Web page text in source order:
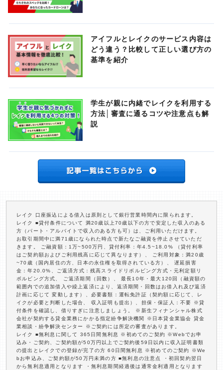
アイフルとレイクのサービス内容は
どう違う？比較して正しい選び方の
基準を紹介
学生が親に内緒でレイクを利用する
方法│審査に通るコツや注意点も解
説
レイク 口座振込による借入は原則として銀行営業時間内に限られます。
レイク ■貸付条件について 満20歳以上70歳以下の方で安定した収入のある
方（パート・アルバイトで収入のある方も可）は、ご利用いただけます。
お取引期間中に満71歳になられた時点で新たなご融資を停止させていただ
きます。 ご融資額：1万~500万円、貸付利率：年4.5~18.0% （貸付利率
はご契約額およびご利用残高に応じて異なります）、 ご利用対象：満20歳
~70歳（国内居住の方、日本の永住権を取得されている方）、 遅延損害
金：年20.0%、ご返済方式：残高スライドリボルビング方式・元利定額リ
ボルビング方式、 ご返済期間（回数）、 最長10年・最大120回（融資額の
範囲内での追加借入や繰上返済により、返済期間・回数はお借入れ及び返済
計画に応じて 変動します）、必要書類：運転免許証（契約額に応じて、レ
イクが必要と判断した場合、 収入証明も提出）、担保・保証人：不要 ※貸
付条件を確認し、借りすぎに注意しましょう。 ※新生フィナンシャル株式
会社が契約する貸金業務にかかる指定紛争解決機関 ※日本貸金業協会 貸金
業相談・紛争解決センター ※ご契約には所定の審査があります。
レイク ■無利息に関して 365日間無利息 ※初めてのご契約 ※Webでお申
込み・ご契約、ご契約額が50万円以上でご契約後59日以内に収入証明書類
の提出とレイクでの登録が完了の方 60日間無利息 ※初めてのご契約 ※We
bお申込み、ご契約額が50万円未満の方 ■無利息の注意点 ・初回契約翌日
から無利息適用となります ・無利息期間経過後は通常金利適用となります